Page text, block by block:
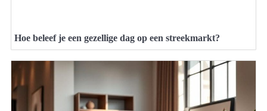
Hoe beleef je een gezellige dag op een streekmarkt?